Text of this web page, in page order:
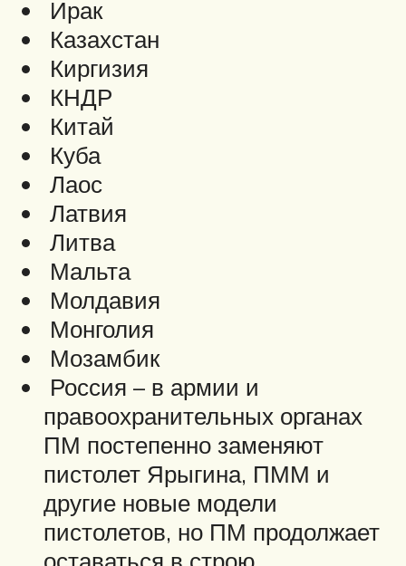
Ирак
Казахстан
Киргизия
КНДР
Китай
Куба
Лаос
Латвия
Литва
Мальта
Молдавия
Монголия
Мозамбик
Россия – в армии и
правоохранительных органах
ПМ постепенно заменяют
пистолет Ярыгина, ПММ и
другие новые модели
пистолетов, но ПМ продолжает
оставаться в строю.